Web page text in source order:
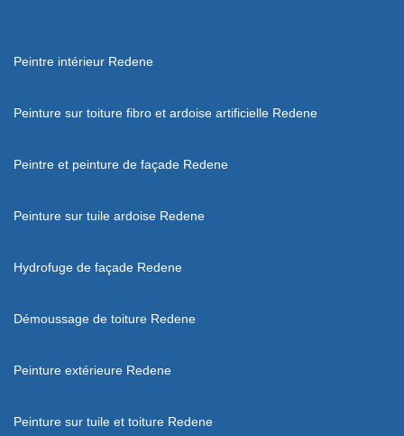
Peintre intérieur Redene
Peinture sur toiture fibro et ardoise artificielle Redene
Peintre et peinture de façade Redene
Peinture sur tuile ardoise Redene
Hydrofuge de façade Redene
Démoussage de toiture Redene
Peinture extérieure Redene
Peinture sur tuile et toiture Redene